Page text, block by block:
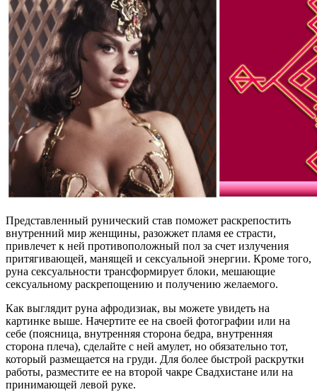
Представленный рунический став поможет раскрепостить
внутренний мир женщины, разожжет пламя ее страсти,
привлечет к ней противоположный пол за счет излучения
притягивающей, манящей и сексуальной энергии. Кроме того,
руна сексуальности трансформирует блоки, мешающие
сексуальному раскрепощению и получению желаемого.
Как выглядит руна афродизиак, вы можете увидеть на
картинке выше. Начертите ее на своей фотографии или на
себе (поясница, внутренняя сторона бедра, внутренняя
сторона плеча), сделайте с ней амулет, но обязательно тот,
который размещается на груди. Для более быстрой раскрутки
работы, разместите ее на второй чакре Свадхистане или на
принимающей левой руке.